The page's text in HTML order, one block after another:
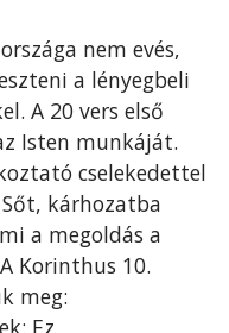
nem evés,
a lényegbeli
A 20 vers első
Isten munkáját.
cselekedettel
kárhozatba
a megoldás a
Korinthus 10.
meg:
Ez